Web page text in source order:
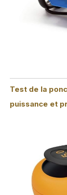
Test de la
puissance et